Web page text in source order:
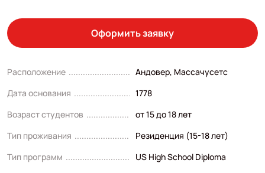
Оформить заявку
Расположение
Андовер, Массачусетс
Дата основания
1778
Возраст студентов
от 15 до 18 лет
Тип проживания
Резиденция (15-18 лет)
Тип программ
US High School Diploma